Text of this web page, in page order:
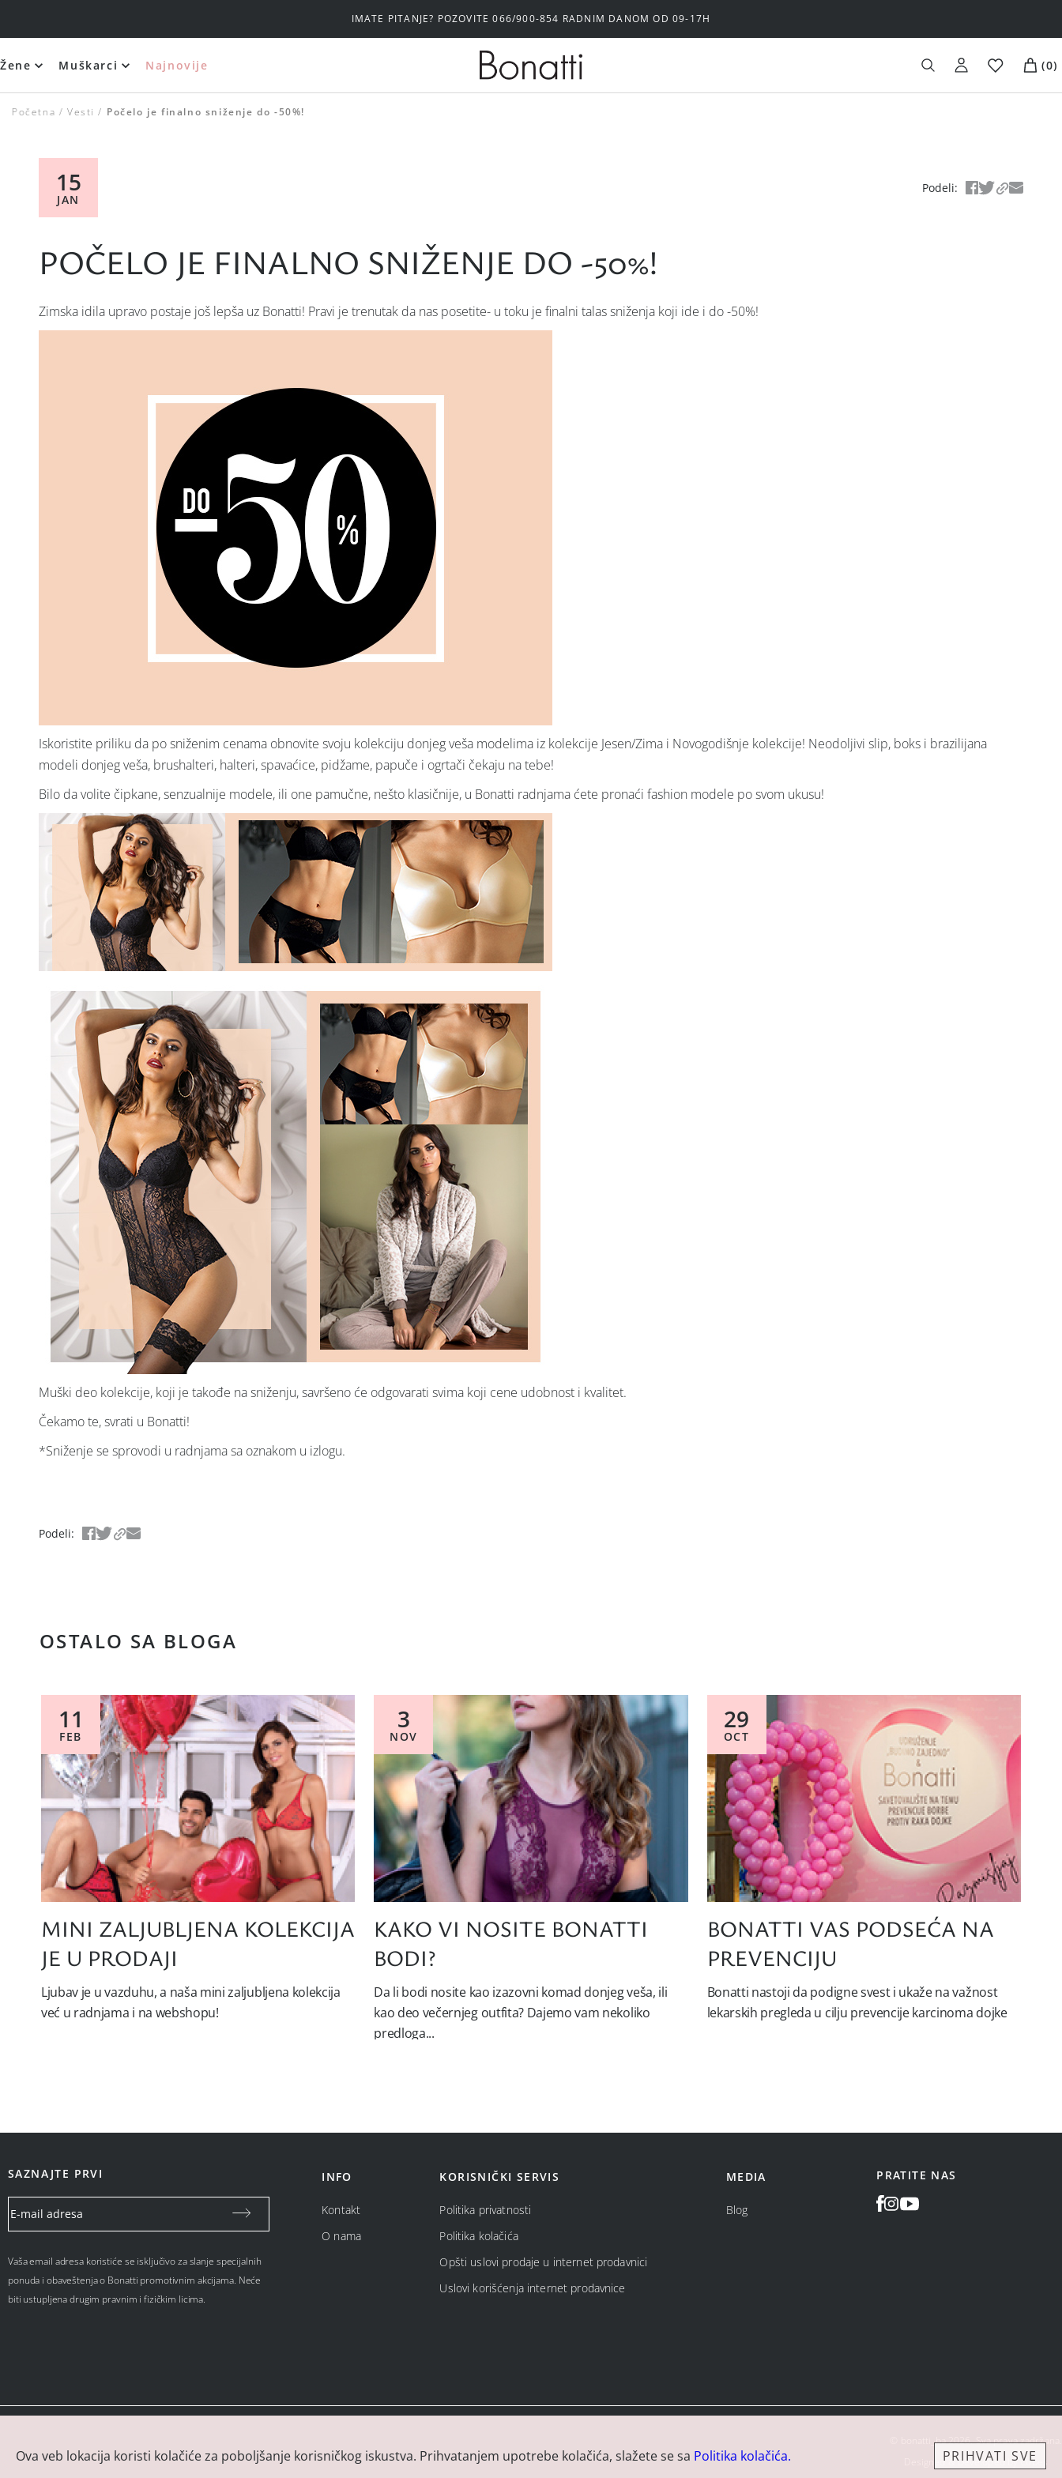
IMATE PITANJE? POZOVITE 066/900-854 RADNIM DANOM OD 09-17H
Žene Muškarci Najnovije (0)
Počelo je finalno sniženje do -50%!
Vesti
Početna
15
JAN
Podeli:
POČELO JE FINALNO SNIŽENJE DO -50%!
Zimska idila upravo postaje još lepša uz Bonatti! Pravi je trenutak da nas posetite- u toku je finalni talas sniženja koji ide i do -50%!
Iskoristite priliku da po sniženim cenama obnovite svoju kolekciju donjeg veša modelima iz kolekcije Jesen/Zima i Novogodišnje kolekcije! Neodoljivi slip, boks i brazilijana
modeli donjeg veša, brushalteri, halteri, spavaćice, pidžame, papuče i ogrtači čekaju na tebe!
Bilo da volite čipkane, senzualnije modele, ili one pamučne, nešto klasičnije, u Bonatti radnjama ćete pronaći fashion modele po svom ukusu!
Muški deo kolekcije, koji je takođe na sniženju, savršeno će odgovarati svima koji cene udobnost i kvalitet.
Čekamo te, svrati u Bonatti!
*Sniženje se sprovodi u radnjama sa oznakom u izlogu.
Podeli:
OSTALO SA BLOGA
11
FEB
MINI ZALJUBLJENA KOLEKCIJA
JE U PRODAJI
Ljubav je u vazduhu, a naša mini zaljubljena kolekcija
već u radnjama i na webshopu!
3
NOV
KAKO VI NOSITE BONATTI
BODI?
Da li bodi nosite kao izazovni komad donjeg veša, ili
kao deo večernjeg outfita? Dajemo vam nekoliko
predloga...
29
OCT
BONATTI VAS PODSEĆA NA
PREVENCIJU
Bonatti nastoji da podigne svest i ukaže na važnost
lekarskih pregleda u cilju prevencije karcinoma dojke
Ova veb lokacija koristi kolačiće za poboljšanje korisničkog iskustva. Prihvatanjem upotrebe kolačića, slažete se sa Politika kolačića. PRIHVATI SVE
SAZNAJTE PRVI
Vaša email adresa koristiće se isključivo za slanje specijalnih
ponuda i obaveštenja o Bonatti promotivnim akcijama. Neće
biti ustupljena drugim pravnim i fizičkim licima.
INFO
Kontakt
O nama
KORISNIČKI SERVIS
Politika privatnosti
Politika kolačića
Opšti uslovi prodaje u internet prodavnici
Uslovi korišćenja internet prodavnice
MEDIA
Blog
PRATITE NAS
bonatti_ba2026.Sva prava zadržana.
Designed & Developed by Cubes